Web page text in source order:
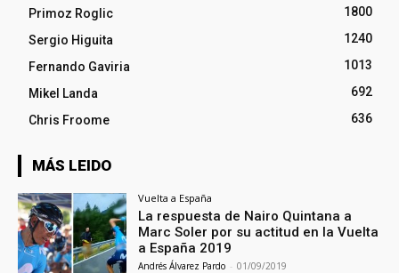
Primoz Roglic
1800
Sergio Higuita
1240
Fernando Gaviria
1013
Mikel Landa
692
Chris Froome
636
MÁS LEIDO
Vuelta a España
La respuesta de Nairo Quintana a
Marc Soler por su actitud en la Vuelta
a España 2019
Andrés Álvarez Pardo - 01/09/2019